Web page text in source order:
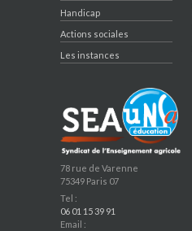
78 rue de Varenne
75349 Paris 07
Tel :
06 01 15 39 91
Email :
Handicap
Actions sociales
Les instances